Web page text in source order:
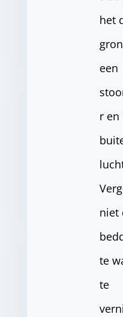
het
een
r en
niet
te
te